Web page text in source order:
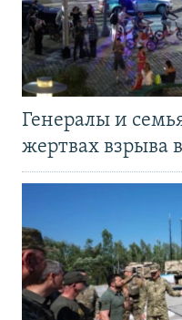
Генералы и
жертвах взрыва